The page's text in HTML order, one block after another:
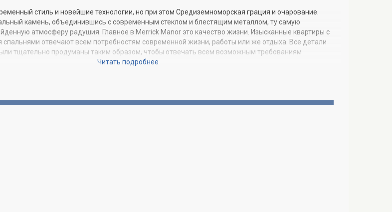
стиль и новейшие технологии, но при этом Средиземноморская грация и очарование.
камень, объединившись с современным стеклом и блестящим металлом, ту самую
атмосферу радушия. Главное в Merrick Manor это качество жизни. Изысканные квартиры с
спальнями отвечают всем потребностям современной жизни, работы или же отдыха. Все детали
тщательно продуманы таким образом, чтобы отвечать всем возможным требованиям
двумя или тремя спальнями
двери, окаймленные LED подсветкой
Читать подробнее